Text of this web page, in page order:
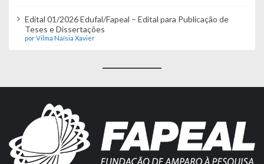
Edital 01/2026 Edufal/Fapeal – Edital para Publicação de
Teses e Dissertações
por Vilma Naísia Xavier